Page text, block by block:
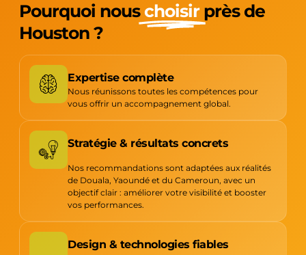
Pourquoi nouschoisir près de
Houston ?
Expertise complète
Nous réunissons toutes les compétences pour
vous offrir un accompagnement global.
Stratégie & résultats concrets
Nos recommandations sont adaptées aux réalités
de Douala, Yaoundé et du Cameroun, avec un
objectif clair : améliorer votre visibilité et booster
vos performances.
Design & technologies fiables